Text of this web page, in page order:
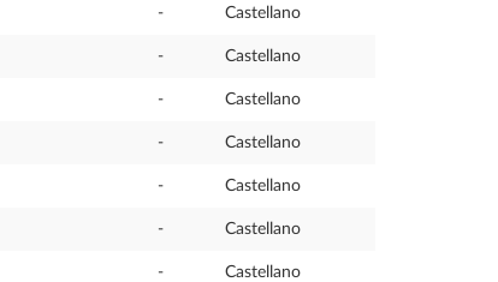
- Castellano
- Castellano
- Castellano
- Castellano
- Castellano
- Castellano
- Castellano